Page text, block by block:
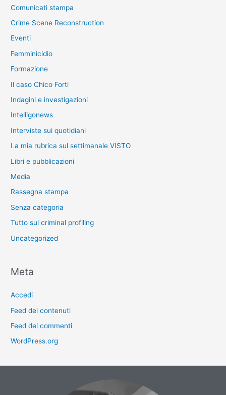
Comunicati stampa
Crime Scene Reconstruction
Eventi
Femminicidio
Formazione
Il caso Chico Forti
Indagini e investigazioni
Intelligonews
Interviste sui quotidiani
La mia rubrica sul settimanale VISTO
Libri e pubblicazioni
Media
Rassegna stampa
Senza categoria
Tutto sul criminal profiling
Uncategorized
Meta
Accedi
Feed dei contenuti
Feed dei commenti
WordPress.org